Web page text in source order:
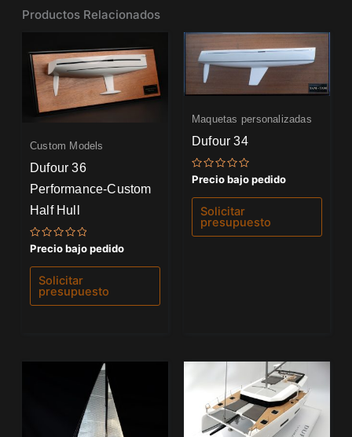
Productos Relacionados
Custom Models
Dufour 36
Performance-Custom
Half Hull
Valorado
0
de
Precio bajo pedido
Solicitar
presupuesto
Maquetas personalizadas
Dufour 34
Valorado
con
0
de
Precio bajo pedido
Solicitar
presupuesto